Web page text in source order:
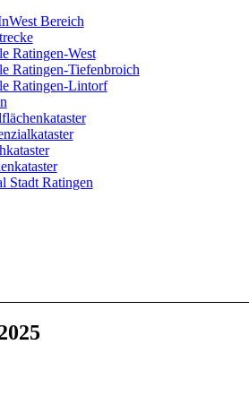
Bereich
Ratingen-West
Ratingen-Tiefenbroich
Ratingen-Lintorf
Stadt Ratingen